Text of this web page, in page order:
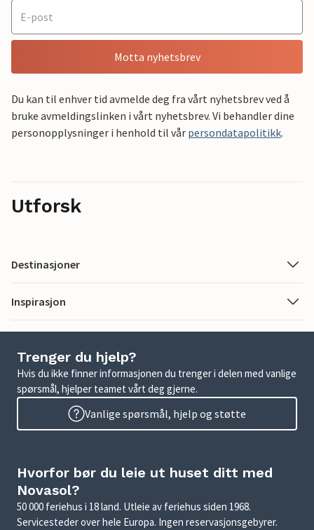
Motta nyhetsbrev
Du kan til enhver tid avmelde deg fra vårt nyhetsbrev ved å
bruke avmeldingslinken i vårt nyhetsbrev. Vi behandler dine
personopplysninger i henhold til vår persondatapolitikk.
Utforsk
Destinasjoner
Inspirasjon
Trenger du hjelp?
Hvis du ikke finner informasjonen du trenger i delen med vanlige
spørsmål, hjelper teamet vårt deg gjerne.
Vanlige spørsmål, hjelp og støtte
Hvorfor bør du leie ut huset ditt med
Novasol?
50 000 feriehus i 18 land. Utleie av feriehus siden 1968.
Servicesteder over hele Europa. Ingen reservasjonsgebyrer.